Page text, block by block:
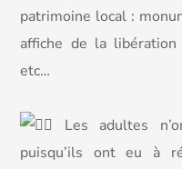
patrimoine local :
affiche de la
etc…
Les adultes
puisqu’ils ont eu à